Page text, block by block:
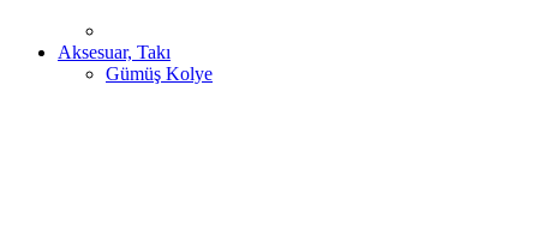
Aksesuar, Takı
Gümüş Kolye